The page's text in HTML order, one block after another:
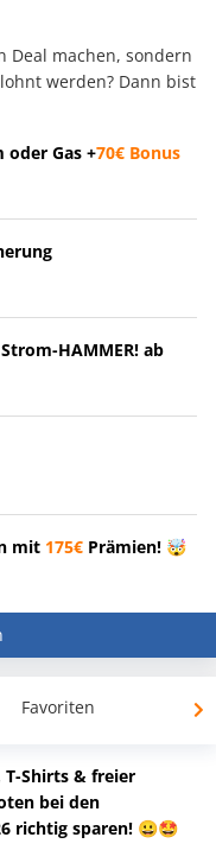
machen, sondern
werden? Dann bist
oder Gas +70€ Bonus
HAMMER! ab
mit 175€ Prämien! 🤯
Favoriten
T-Shirts & freier
bei den
richtig sparen! 😀🤩